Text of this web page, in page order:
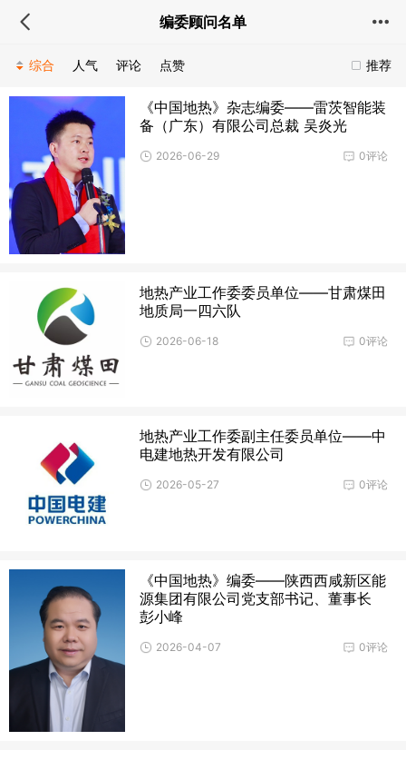
编委顾问名单
推荐
综合 人气 评论 点赞
《中国地热》杂志编委——雷茨智能装
备（广东）有限公司总裁 吴炎光
0评论
2026-06-29
地热产业工作委委员单位——甘肃煤田
地质局一四六队
0评论
2026-06-18
地热产业工作委副主任委员单位——中
电建地热开发有限公司
0评论
2026-05-27
《中国地热》编委——陕西西咸新区能
源集团有限公司党支部书记、董事长
彭小峰
0评论
2026-04-07